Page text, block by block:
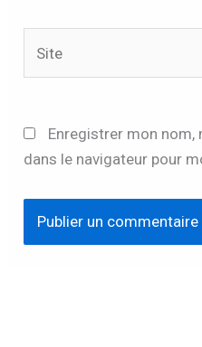
Enregistrer mon
dans le navigateur pour